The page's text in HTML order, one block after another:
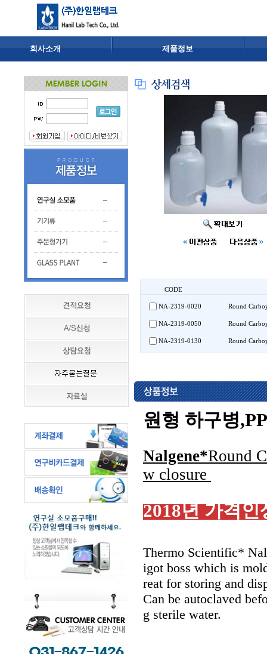
회사소개 제품정보
CODE
NA-2319-0020 Round
NA-2319-0050 Round
NA-2319-0130 Round
원형 하구병
Nalgene*Round
w closure
2018년 가격인
Thermo Scientific*
igot boss which is
reat for storing and
Can be autoclaved
g sterile water.